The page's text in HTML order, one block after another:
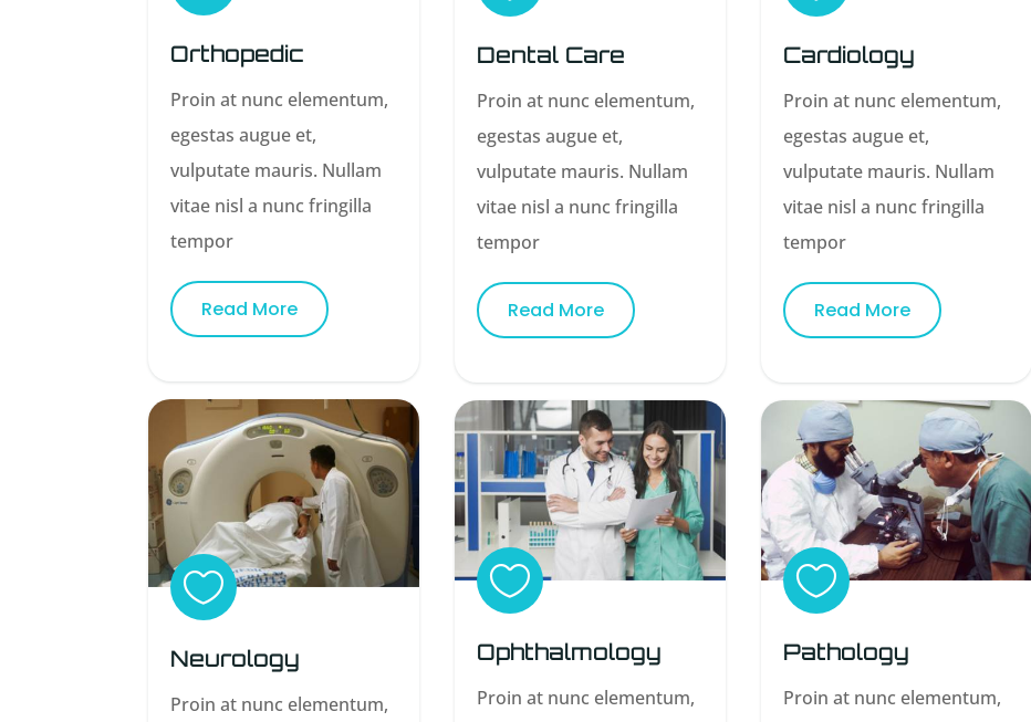
Orthopedic
Proin at nunc elementum,
egestas augue et,
vulputate mauris. Nullam
vitae nisl a nunc fringilla
tempor
Read More

Neurology
Proin at nunc elementum,
Dental Care
Proin at nunc elementum,
egestas augue et,
vulputate mauris. Nullam
vitae nisl a nunc fringilla
tempor
Read More

Ophthalmology
Proin at nunc elementum,
Cardiology
Proin at nunc elementum,
egestas augue et,
vulputate mauris. Nullam
vitae nisl a nunc fringilla
tempor
Read More

Pathology
Proin at nunc elementum,